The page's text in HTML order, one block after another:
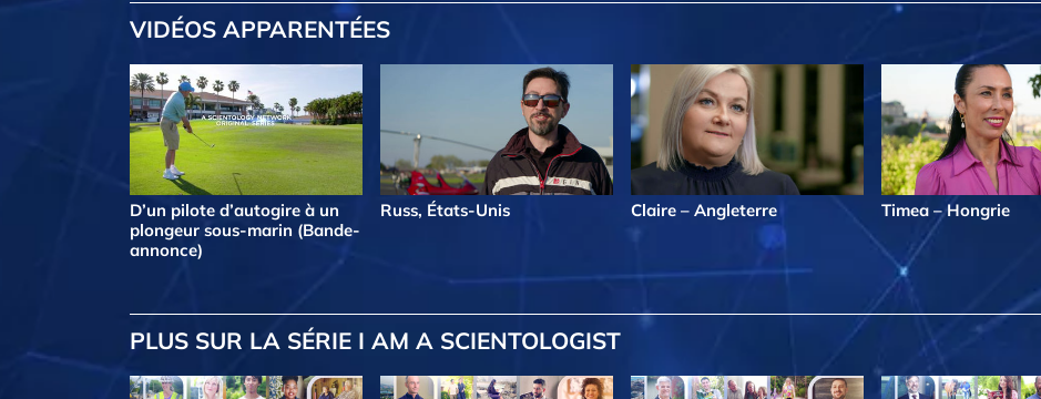
VIDÉOS APPARENTÉES
D’un pilote d’autogire à un
plongeur sous-marin (Bande-
annonce)
Russ, États-Unis Claire – Angleterre Timea – Hongrie
PLUS SUR LA SÉRIE I AM A SCIENTOLOGIST